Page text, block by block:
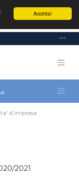
Accetta!
d'impresa
2021